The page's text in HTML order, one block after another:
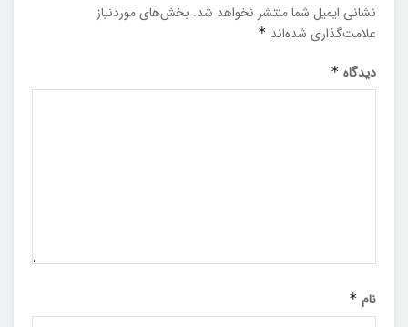
نشانی ایمیل شما منتشر نخواهد شد. بخش‌های موردنیاز
علامت‌گذاری شده‌اند *
دیدگاه *
نام *